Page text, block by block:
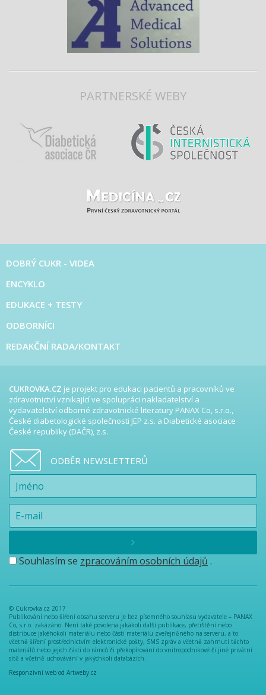
PARTNERSKÉ WEBY
DOBRÝ CUKR - VIDEA
ENCYKLO
EDUKACE + TESTY
ODBORNÍCI
REDAKČNÍ RADA/KONTAKT
CUKROVKA.CZ je projekt pro edukaci pacientů a pracovníků ve
zdravotnictví vznikající ve spolupráci nakladatelství a
vydavatelství odborné zdravotnické literatury PANAX Co, s.r.o.,
České diabetologické společnosti JEP z.s. a Diabetické asociace
České republiky (DAČR), z.s.
ODBĚR NEWSLETTERŮ
Souhlasím se zpracováním osobních údajů .
© Cukrovka.cz 2017
Publikování nebo šíření obsahu serveru je bez písemného souhlasu vydavatele – PANAX
Co, s.r.o. zakázáno. Není také povolena jakákoli další publikace, přetištění nebo
distribuce jakéhokoli materiálu nebo části materiálu zveřejněného na serveru, a to
včetně šíření prostřednictvím elektronické pošty, SMS zpráv a včetně zahrnutí těchto
materiálů nebo jejich části do rámců či překopírování do vnitropodnikové či jiné privátní
sítě a včetně uchovávání v jakýchkoli databázích.
Responzivní web od Artweby.cz